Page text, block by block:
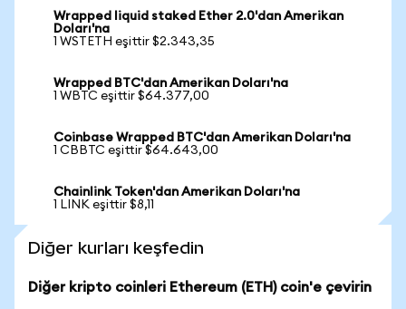
Wrapped liquid staked Ether 2.0'dan Amerikan
Doları'na
1 WSTETH eşittir $2.343,35
Wrapped BTC'dan Amerikan Doları'na
1 WBTC eşittir $64.377,00
Coinbase Wrapped BTC'dan Amerikan Doları'na
1 CBBTC eşittir $64.643,00
Chainlink Token'dan Amerikan Doları'na
1 LINK eşittir $8,11
Diğer kurları keşfedin
Diğer kripto coinleri Ethereum (ETH) coin'e çevirin